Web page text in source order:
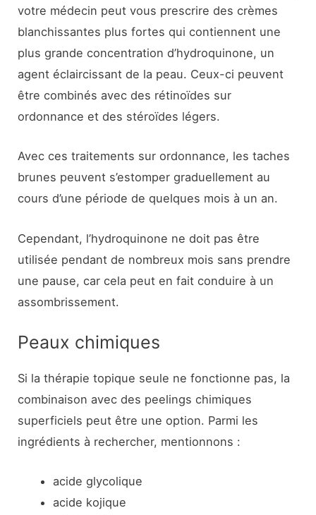
votre médecin peut vous prescrire des crèmes
blanchissantes plus fortes qui contiennent une
plus grande concentration d’hydroquinone, un
agent éclaircissant de la peau. Ceux-ci peuvent
être combinés avec des rétinoïdes sur
ordonnance et des stéroïdes légers.
Avec ces traitements sur ordonnance, les taches
brunes peuvent s’estomper graduellement au
cours d’une période de quelques mois à un an.
Cependant, l’hydroquinone ne doit pas être
utilisée pendant de nombreux mois sans prendre
une pause, car cela peut en fait conduire à un
assombrissement.
Peaux chimiques
Si la thérapie topique seule ne fonctionne pas, la
combinaison avec des peelings chimiques
superficiels peut être une option. Parmi les
ingrédients à rechercher, mentionnons :
acide glycolique
acide kojique